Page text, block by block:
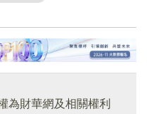
為財華網及相關權利